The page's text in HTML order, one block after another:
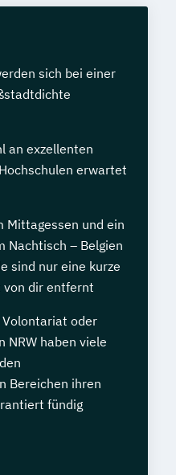
sich bei einer
an exzellenten
erwartet
Mittagessen und ein
Nachtisch – Belgien
sind nur eine kurze
von dir entfernt
Volontariat oder
NRW haben viele
Bereichen ihren
fündig